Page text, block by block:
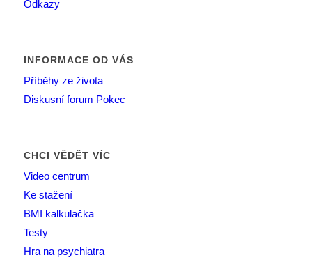
Odkazy
INFORMACE OD VÁS
Příběhy ze života
Diskusní forum Pokec
CHCI VĚDĚT VÍC
Video centrum
Ke stažení
BMI kalkulačka
Testy
Hra na psychiatra